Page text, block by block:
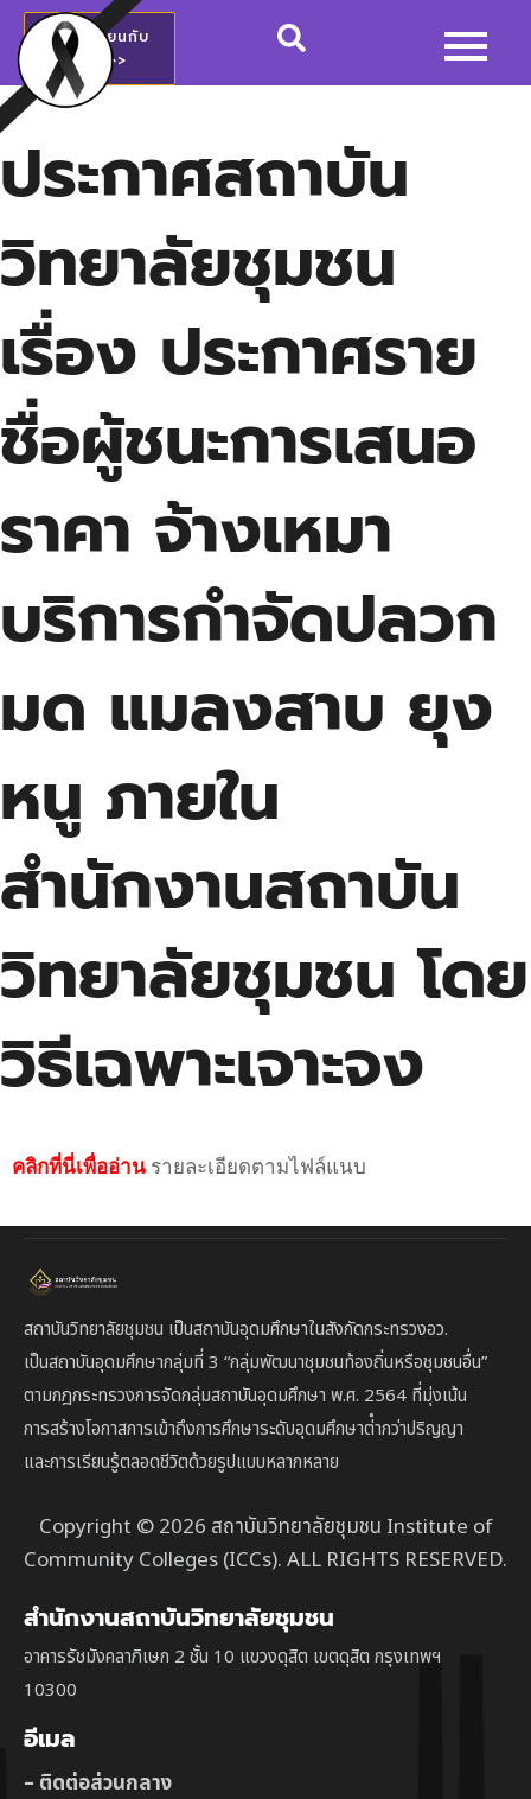
สมัครเรียนกับ
วชช.>>
ประกาศสถาบัน
วิทยาลัยชุมชน
เรื่อง ประกาศราย
ชื่อผู้ชนะการเสนอ
ราคา จ้างเหมา
บริการกำจัดปลวก
มด แมลงสาบ ยุง
หนู ภายใน
สำนักงานสถาบัน
วิทยาลัยชุมชน โดย
วิธีเฉพาะเจาะจง
คลิกที่นี่เพื่ออ่าน รายละเอียดตามไฟล์แนบ
สถาบันวิทยาลัยชุมชน เป็นสถาบันอุดมศึกษาในสังกัดกระทรวงอว.
เป็นสถาบันอุดมศึกษากลุ่มที่ 3 “กลุ่มพัฒนาชุมชนท้องถิ่นหรือชุมชนอื่น”
ตามกฎกระทรวงการจัดกลุ่มสถาบันอุดมศึกษา พ.ศ. 2564 ที่มุ่งเน้น
การสร้างโอกาสการเข้าถึงการศึกษาระดับอุดมศึกษาต่ํากว่าปริญญา
และการเรียนรู้ตลอดชีวิตด้วยรูปแบบหลากหลาย
Copyright © 2026 สถาบันวิทยาลัยชุมชน Institute of
Community Colleges (ICCs). ALL RIGHTS RESERVED.
สำนักงานสถาบันวิทยาลัยชุมชน
อาคารรัชมังคลาภิเษก 2 ชั้น 10 แขวงดุสิต เขตดุสิต กรุงเทพฯ
10300
อีเมล
– ติดต่อส่วนกลาง